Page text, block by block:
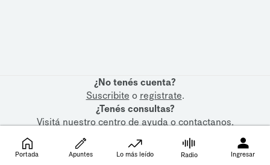
¿No tenés cuenta?
Suscribite o registrate.
¿Tenés consultas?
Visitá nuestrocentro de ayudaocontactanos.
Portada Apuntes Lo más leído Radio Ingresar